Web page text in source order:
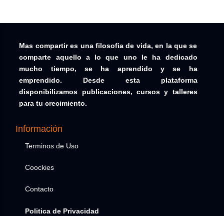
Mas compartir es una filosofia de vida, en la que se
comparte aquello a lo que uno le ha dedicado
mucho tiempo, se ha aprendido y se ha
emprendido. Desde esta plataforma
disponibilizamos publicaciones, cursos y talleres
para tu crecimiento.
Información
Terminos de Uso
Coockies
Contacto
Politica de Privacidad